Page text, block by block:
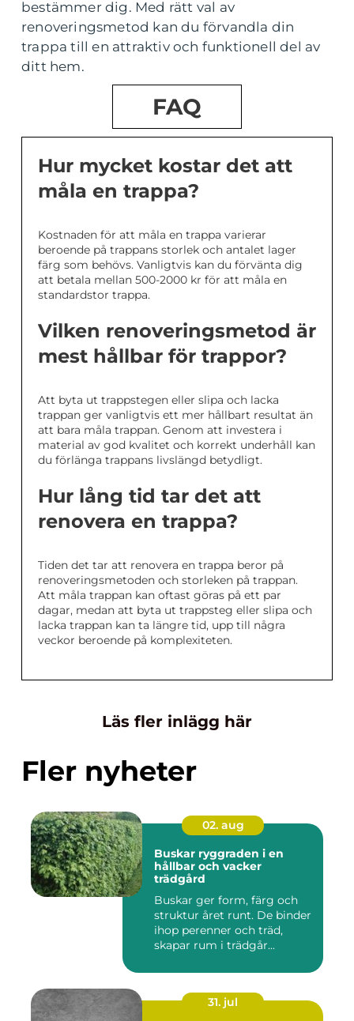
bestämmer dig. Med rätt val av
renoveringsmetod kan du förvandla din
trappa till en attraktiv och funktionell del av
ditt hem.
FAQ
Hur mycket kostar det att
måla en trappa?
Kostnaden för att måla en trappa varierar
beroende på trappans storlek och antalet lager
färg som behövs. Vanligtvis kan du förvänta dig
att betala mellan 500-2000 kr för att måla en
standardstor trappa.
Vilken renoveringsmetod är
mest hållbar för trappor?
Att byta ut trappstegen eller slipa och lacka
trappan ger vanligtvis ett mer hållbart resultat än
att bara måla trappan. Genom att investera i
material av god kvalitet och korrekt underhåll kan
du förlänga trappans livslängd betydligt.
Hur lång tid tar det att
renovera en trappa?
Tiden det tar att renovera en trappa beror på
renoveringsmetoden och storleken på trappan.
Att måla trappan kan oftast göras på ett par
dagar, medan att byta ut trappsteg eller slipa och
lacka trappan kan ta längre tid, upp till några
veckor beroende på komplexiteten.
Läs fler inlägg här
Fler nyheter
02. aug
Buskar ryggraden i en
hållbar och vacker
trädgård
Buskar ger form, färg och
struktur året runt. De binder
ihop perenner och träd,
skapar rum i trädgår...
31. jul